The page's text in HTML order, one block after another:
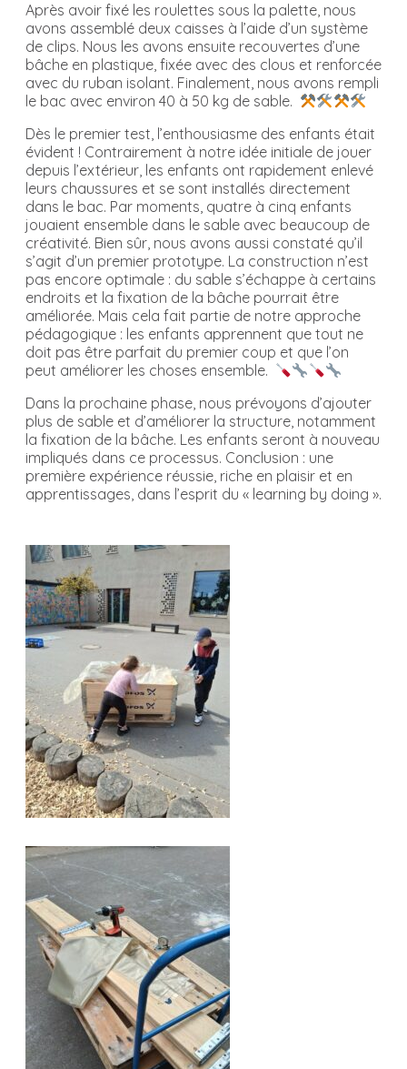
Après avoir fixé les roulettes sous la palette, nous
avons assemblé deux caisses à l’aide d’un système
de clips. Nous les avons ensuite recouvertes d’une
bâche en plastique, fixée avec des clous et renforcée
avec du ruban isolant. Finalement, nous avons rempli
le bac avec environ 40 à 50 kg de sable.
Dès le premier test, l’enthousiasme des enfants était
évident ! Contrairement à notre idée initiale de jouer
depuis l’extérieur, les enfants ont rapidement enlevé
leurs chaussures et se sont installés directement
dans le bac. Par moments, quatre à cinq enfants
jouaient ensemble dans le sable avec beaucoup de
créativité. Bien sûr, nous avons aussi constaté qu’il
s’agit d’un premier prototype. La construction n’est
pas encore optimale : du sable s’échappe à certains
endroits et la fixation de la bâche pourrait être
améliorée. Mais cela fait partie de notre approche
pédagogique : les enfants apprennent que tout ne
doit pas être parfait du premier coup et que l’on
peut améliorer les choses ensemble.
Dans la prochaine phase, nous prévoyons d’ajouter
plus de sable et d’améliorer la structure, notamment
la fixation de la bâche. Les enfants seront à nouveau
impliqués dans ce processus. Conclusion : une
première expérience réussie, riche en plaisir et en
apprentissages, dans l’esprit du « learning by doing ».